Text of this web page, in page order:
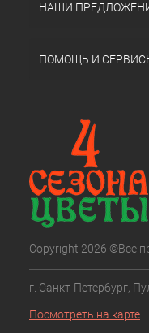
НАШИ
ПОМОЩЬ И
Copyright 2026 ©Все
г. Санкт-Петербург,
Посмотреть на карте